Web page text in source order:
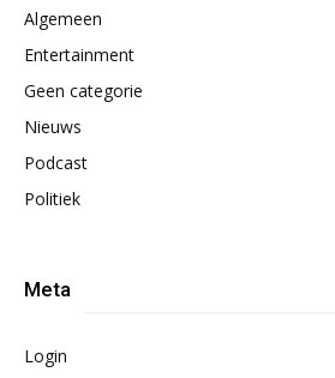
Algemeen
Entertainment
Geen categorie
Nieuws
Podcast
Politiek
Meta
Login